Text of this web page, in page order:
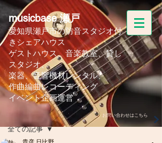
musicbase 瀬戸
愛知県瀬戸市の防音スタジオ付
きシェアハウス
ゲストハウス、音楽教室、貸し
スタジオ、
楽器、音響機材レンタル、
作曲編曲レコーディング
イベント企画運営
お問い合わせはこちら
全ての記事